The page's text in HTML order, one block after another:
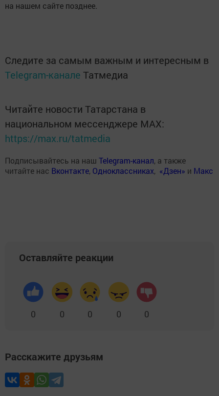
на нашем сайте позднее.
Следите за самым важным и интересным в
Telegram-канале Татмедиа
Читайте новости Татарстана в
национальном мессенджере MАХ:
https://max.ru/tatmedia
Подписывайтесь на наш Telegram-канал, а также
читайте нас Вконтакте, Одноклассниках, «Дзен» и Макс
Оставляйте реакции
0 0 0 0 0
Расскажите друзьям